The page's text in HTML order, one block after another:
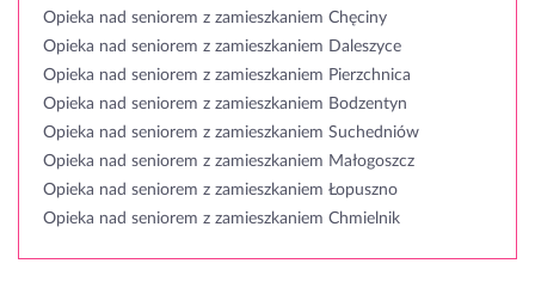
Opieka nad seniorem z zamieszkaniem Chęciny
Opieka nad seniorem z zamieszkaniem Daleszyce
Opieka nad seniorem z zamieszkaniem Pierzchnica
Opieka nad seniorem z zamieszkaniem Bodzentyn
Opieka nad seniorem z zamieszkaniem Suchedniów
Opieka nad seniorem z zamieszkaniem Małogoszcz
Opieka nad seniorem z zamieszkaniem Łopuszno
Opieka nad seniorem z zamieszkaniem Chmielnik